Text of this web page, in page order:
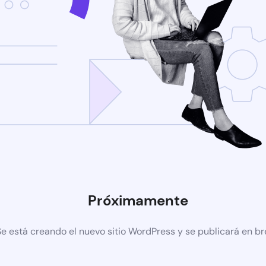
Próximamente
está creando el nuevo sitio WordPress y se publicará en